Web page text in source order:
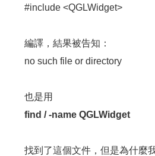
#include <QGLWidget>
編譯，結果被告知：
no such file or directory
也是用
find / -name QGLWidget
找到了這個文件，但是為什麼